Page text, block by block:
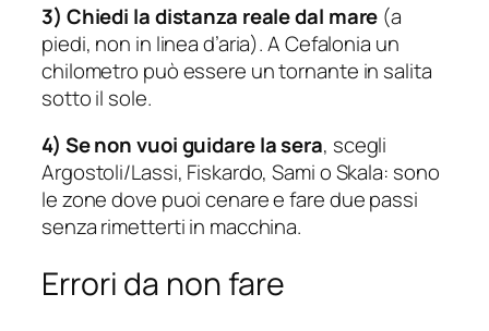
3) Chiedi la distanza reale dal mare (a
piedi, non in linea d’aria). A Cefalonia un
chilometro può essere un tornante in salita
sotto il sole.
4) Se non vuoi guidare la sera, scegli
Argostoli/Lassi, Fiskardo, Sami o Skala: sono
le zone dove puoi cenare e fare due passi
senza rimetterti in macchina.
Errori da non fare